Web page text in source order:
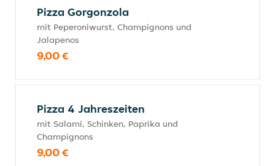
Pizza Gorgonzola
mit Peperoniwurst, Champignons und
Jalapenos
9,00 €
Pizza 4 Jahreszeiten
mit Salami, Schinken, Paprika und
Champignons
9,00 €